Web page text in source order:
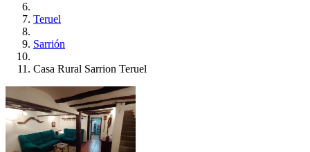
Teruel
Sarrión
Casa Rural Sarrion Teruel